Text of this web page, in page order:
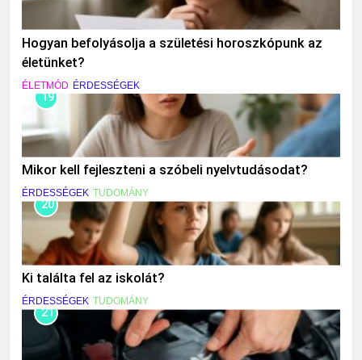
Hogyan befolyásolja a születési horoszkópunk az
életünket?
ÉLETMÓD ÉRDESSÉGEK
19
Mikor kell fejleszteni a szóbeli nyelvtudásodat?
ÉRDESSÉGEK TUDOMÁNY
20
Ki találta fel az iskolát?
ÉRDESSÉGEK TUDOMÁNY
21